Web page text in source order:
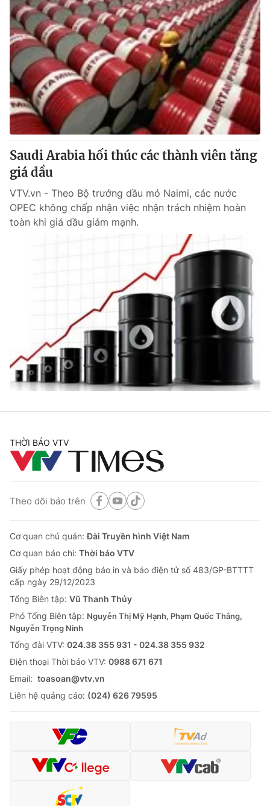
Saudi Arabia hối thúc các thành viên tăng
giá dầu
VTV.vn - Theo Bộ trưởng dầu mỏ Naimi, các nước
OPEC không chấp nhận việc nhận trách nhiệm hoàn
toàn khi giá dầu giảm mạnh.
THỜI BÁO VTV
Theo dõi báo trên
Cơ quan chủ quản:Đài Truyền hình Việt Nam
Cơ quan báo chí: Thời báo VTV
Giấy phép hoạt động báo in và báo điện tử số 483/GP-BTTTT
cấp ngày 29/12/2023
Tổng Biên tập: Vũ Thanh Thủy
Phó Tổng Biên tập: Nguyễn Thị Mỹ Hạnh, Phạm Quốc Thắng,
Nguyễn Trọng Ninh
Tổng đài VTV: 024.38 355 931 - 024.38 355 932
Ðiện thoại Thời báo VTV: 0988 671 671
Email: toasoan@vtv.vn
Liên hệ quảng cáo: (024) 626 79595